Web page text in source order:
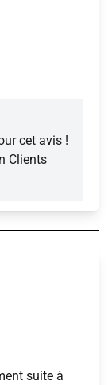
cet avis !
Clients
suite à